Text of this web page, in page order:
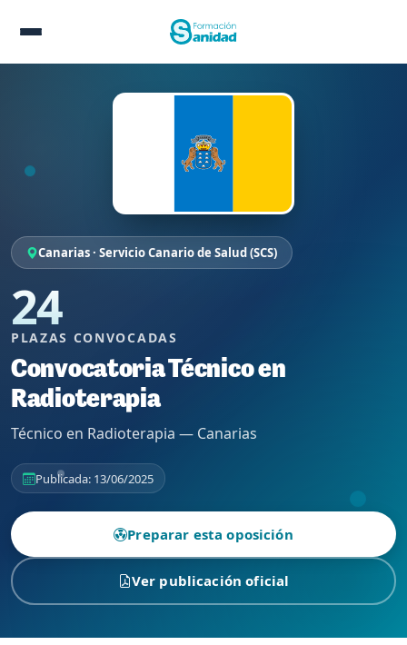
Canarias · Servicio Canario de Salud (SCS)
24
PLAZAS CONVOCADAS
Convocatoria Técnico en
Radioterapia
Técnico en Radioterapia — Canarias
Publicada: 13/06/2025
Preparar esta oposición
Ver publicación oficial